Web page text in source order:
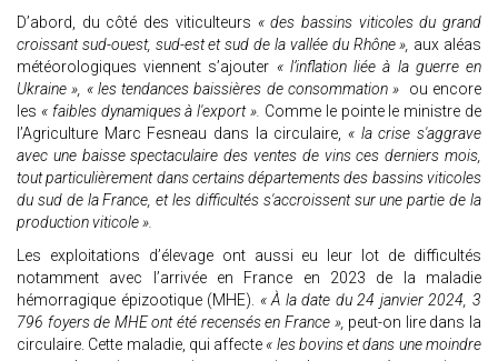
D’abord, du côté des viticulteurs « des bassins viticoles du grand
croissant sud-ouest, sud-est et sud de la vallée du Rhône », aux aléas
météorologiques viennent s’ajouter « l’inflation liée à la guerre en
Ukraine », « les tendances baissières de consommation »
ou encore
les « faibles dynamiques à l'export ». Comme le pointe le ministre de
l’Agriculture Marc Fesneau dans la circulaire, « la crise s'aggrave
avec une baisse spectaculaire des ventes de vins ces derniers mois,
tout particulièrement dans certains départements des bassins viticoles
du sud de la France, et les difficultés s'accroissent sur une partie de la
production viticole ».
Les exploitations d’élevage ont aussi eu leur lot de difficultés
notamment avec l’arrivée en France en 2023 de la maladie
hémorragique épizootique (MHE). « À la date du 24 janvier 2024, 3
796 foyers de MHE ont été recensés en France », peut-on lire dans la
circulaire. Cette maladie, qui affecte « les bovins et dans une moindre